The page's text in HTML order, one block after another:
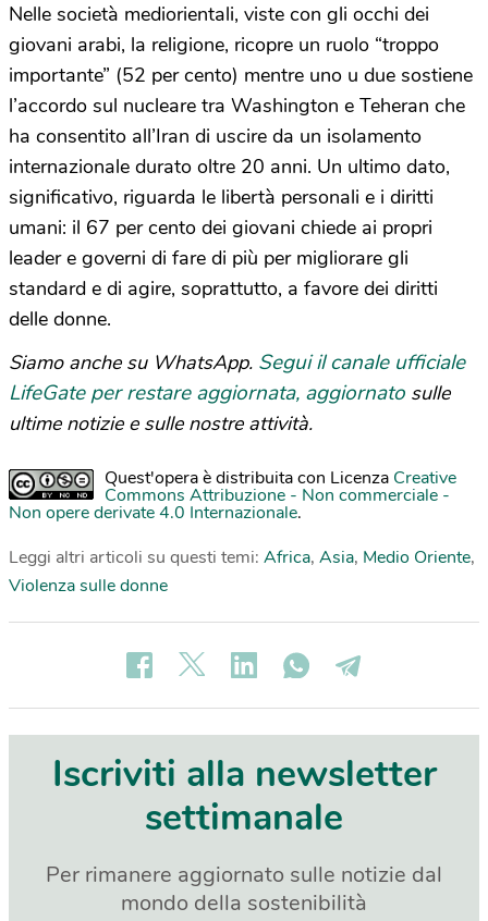
Nelle società mediorientali, viste con gli occhi dei
giovani arabi, la religione, ricopre un ruolo “troppo
importante” (52 per cento) mentre uno u due sostiene
l’accordo sul nucleare tra Washington e Teheran che
ha consentito all’Iran di uscire da un isolamento
internazionale durato oltre 20 anni. Un ultimo dato,
significativo, riguarda le libertà personali e i diritti
umani: il 67 per cento dei giovani chiede ai propri
leader e governi di fare di più per migliorare gli
standard e di agire, soprattutto, a favore dei diritti
delle donne.
Siamo anche su WhatsApp. Segui il canale ufficiale
LifeGate per restare aggiornata, aggiornato sulle
ultime notizie e sulle nostre attività.
Quest'opera è distribuita con Licenza Creative
Commons Attribuzione - Non commerciale -
Non opere derivate 4.0 Internazionale.
Leggi altri articoli su questi temi: Africa, Asia, Medio Oriente,
Violenza sulle donne
Iscriviti alla newsletter
settimanale
Per rimanere aggiornato sulle notizie dal
mondo della sostenibilità